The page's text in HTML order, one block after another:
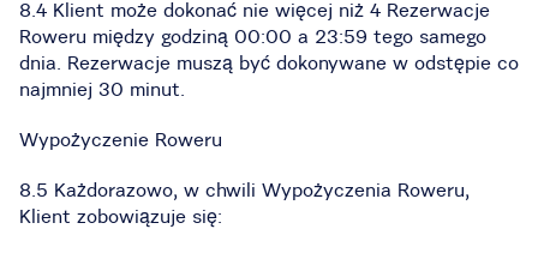
8.4 Klient może dokonać nie więcej niż 4 Rezerwacje
Roweru między godziną 00:00 a 23:59 tego samego
dnia. Rezerwacje muszą być dokonywane w odstępie co
najmniej 30 minut.
Wypożyczenie Roweru
8.5 Każdorazowo, w chwili Wypożyczenia Roweru,
Klient zobowiązuje się: